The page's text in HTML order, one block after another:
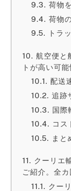
荷物
荷物
トラ
航空便と
トが高い可
配送
追跡
国際
コス
まと
クーリエ
ご紹介。全
クー